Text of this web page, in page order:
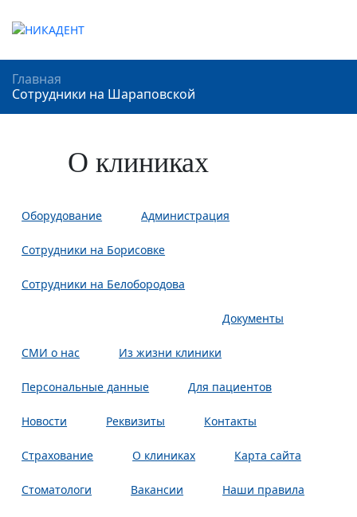
Главная
Сотрудники на Шараповской
О клиниках
Оборудование Администрация
Сотрудники на Борисовке
Сотрудники на Белобородова
Документы
СМИ о нас Из жизни клиники
Персональные данные Для пациентов
Новости Реквизиты Контакты
Страхование О клиниках Карта сайта
Стоматологи Вакансии Наши правила